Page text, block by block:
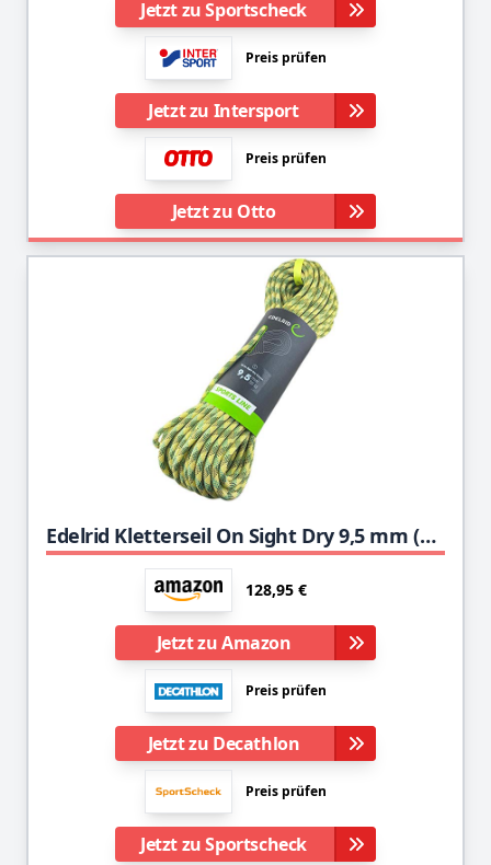
Jetzt zu Sportscheck
Preis prüfen
Jetzt zu Intersport
Preis prüfen
Jetzt zu Otto
Edelrid Kletterseil On Sight Dry 9,5 mm (dynamisches Einfachseil, imprägniert), Farbe:Snow-Yellow, Größe:50 Meter
128,95 €
Jetzt zu Amazon
Preis prüfen
Jetzt zu Decathlon
Preis prüfen
Jetzt zu Sportscheck